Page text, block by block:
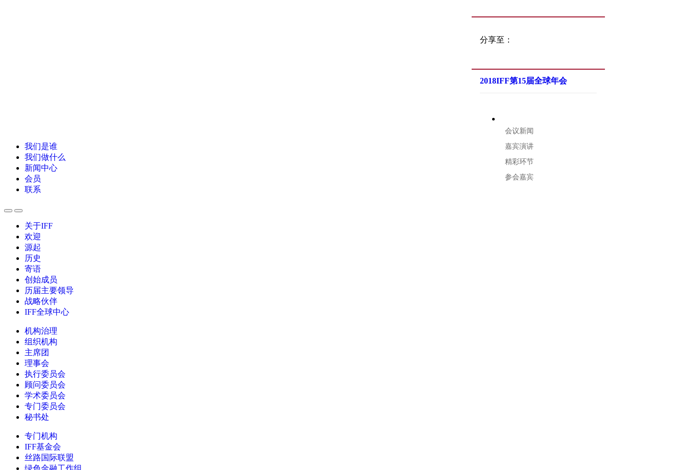
我们是谁
我们做什么
新闻中心
会员
联系
关于IFF
欢迎
源起
历史
寄语
创始成员
历届主要领导
战略伙伴
IFF全球中心
机构治理
组织机构
主席团
理事会
执行委员会
顾问委员会
学术委员会
专门委员会
秘书处
专门机构
IFF基金会
丝路国际联盟
绿色金融工作组
分享至：
2018IFF第15届全球年会
会议新闻
嘉宾演讲
精彩环节
参会嘉宾